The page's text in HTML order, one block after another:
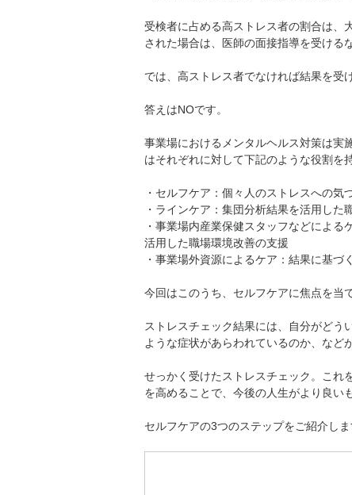
受検者に占める高ストレス者の割合は、
された場合は、医師の面接指導を受ける
では、高ストレス者でなければ結果を受
答えはNOです。
事業場におけるメンタルヘルス対策は実
はそれぞれに対して下記のような役割を
・セルフケア：個々人のストレスへの気
・ラインケア：集団分析結果を活用した
・事業場内産業保健スタッフなどによ
活用した職場環境改善の支援
・事業場外資源によるケア：結果に基づ
今回はこのうち、セルフケアに焦点を当
ストレスチェック結果には、自分がどう
ような症状があらわれているのか、など
せっかく受けたストレスチェック。これ
を高めることで、今後の人生がより良い
セルフケアの3つのステップをご紹介し